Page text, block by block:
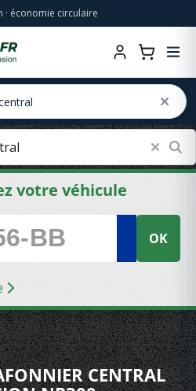
économie circulaire
votre véhicule
OK
CENTRAL